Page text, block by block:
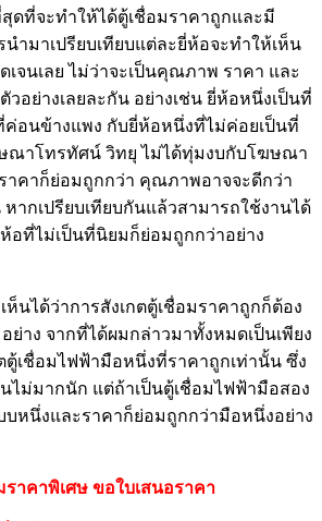
ที่จะทำให้ได้ตู้เชื่อมราคาถูกและมี
ำมาเปรียบเทียบแต่ละยี่ห้อจะทำให้เห็น
เจนเลย ไม่ว่าจะเป็นคุณภาพ ราคา และ
อย่างเลยละกัน อย่างเช่น ยี่ห้อหนึ่งเป็นที่
อนข้างแพง กับยี่ห้อหนึ่งที่ไม่ค่อยเป็นที่
ณาโทรทัศน์ วิทยุ ไม่ได้ทุ่มงบกับโฆษณา
าคาก็ย่อมถูกกว่า คุณภาพอาจจะดีกว่า
ากเปรียบเทียบกันแล้วสามารถใช้งานได้
อที่ไม่เป็นที่นิยมก็ย่อมถูกกว่าอย่าง
ห็นได้ว่าการสังเกตตู้เชื่อมราคาถูกก็ต้อง
ย่าง จากที่ได้ผมกล่าวมาทั้งหมดเป็นเพียง
ตู้เชื่อมไฟฟ้ามือหนึ่งที่ราคาถูกเท่านั้น ซึ่ง
ไม่มากนัก แต่ถ้าเป็นตู้เชื่อมไฟฟ้ามือสอง
บหนึ่งและราคาก็ย่อมถูกกว่ามือหนึ่งอย่าง
ราคาพิเศษ ขอใบเสนอราคา